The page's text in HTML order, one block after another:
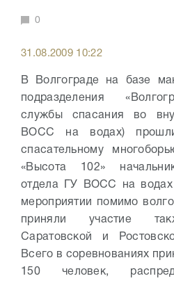
0
31.08.2009 10:22
В Волгограде на базе
подразделения
службы спасания во
ВОСС на водах)
спасательному
«Высота 102»
отдела ГУ ВОСС на водах
мероприятии помимо
приняли участие
Саратовской и
Всего в соревнованиях
150 человек,